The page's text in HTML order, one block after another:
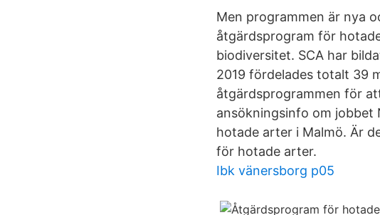
Men programmen är nya
åtgärdsprogram för
biodiversitet. SCA har
2019 fördelades totalt 39
åtgärdsprogrammen för
ansökningsinfo om
hotade arter i Malmö. Är
för hotade arter.
Ibk vänersborg p05